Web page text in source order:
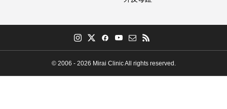
© 2006 - 2026 Mirai Clinic All rights reserved.